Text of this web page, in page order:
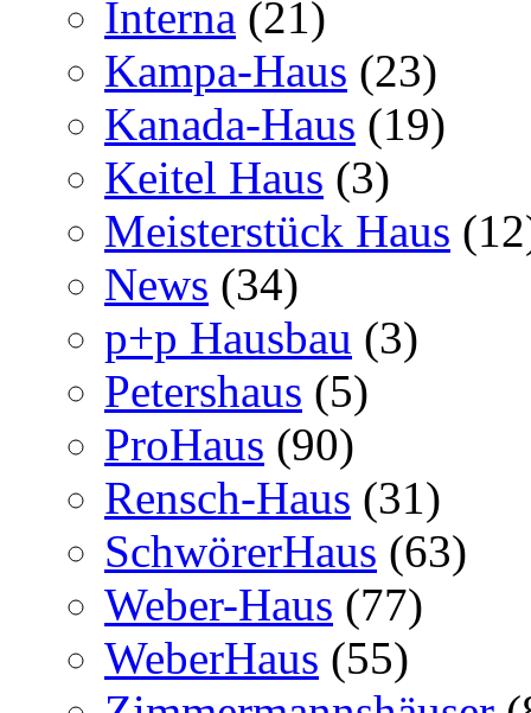
Interna (21)
Kampa-Haus (23)
Kanada-Haus (19)
Keitel Haus (3)
Meisterstück Haus
News (34)
p+p Hausbau (3)
Petershaus (5)
ProHaus (90)
Rensch-Haus (31)
SchwörerHaus (63)
Weber-Haus (77)
WeberHaus (55)